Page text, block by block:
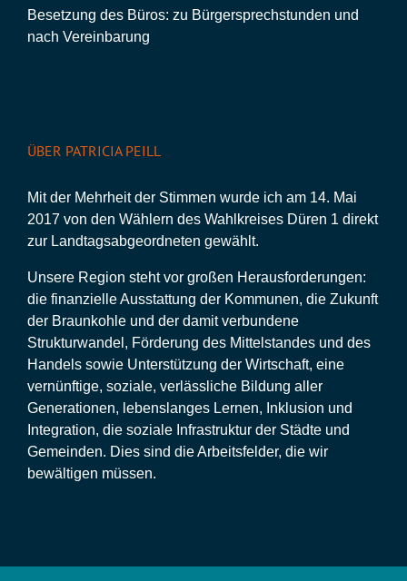
Besetzung des Büros: zu Bürgersprechstunden und
nach Vereinbarung
ÜBER PATRICIA PEILL
Mit der Mehrheit der Stimmen wurde ich am 14. Mai
2017 von den Wählern des Wahlkreises Düren 1 direkt
zur Landtagsabgeordneten gewählt.
Unsere Region steht vor großen Herausforderungen:
die finanzielle Ausstattung der Kommunen, die Zukunft
der Braunkohle und der damit verbundene
Strukturwandel, Förderung des Mittelstandes und des
Handels sowie Unterstützung der Wirtschaft, eine
vernünftige, soziale, verlässliche Bildung aller
Generationen, lebenslanges Lernen, Inklusion und
Integration, die soziale Infrastruktur der Städte und
Gemeinden. Dies sind die Arbeitsfelder, die wir
bewältigen müssen.